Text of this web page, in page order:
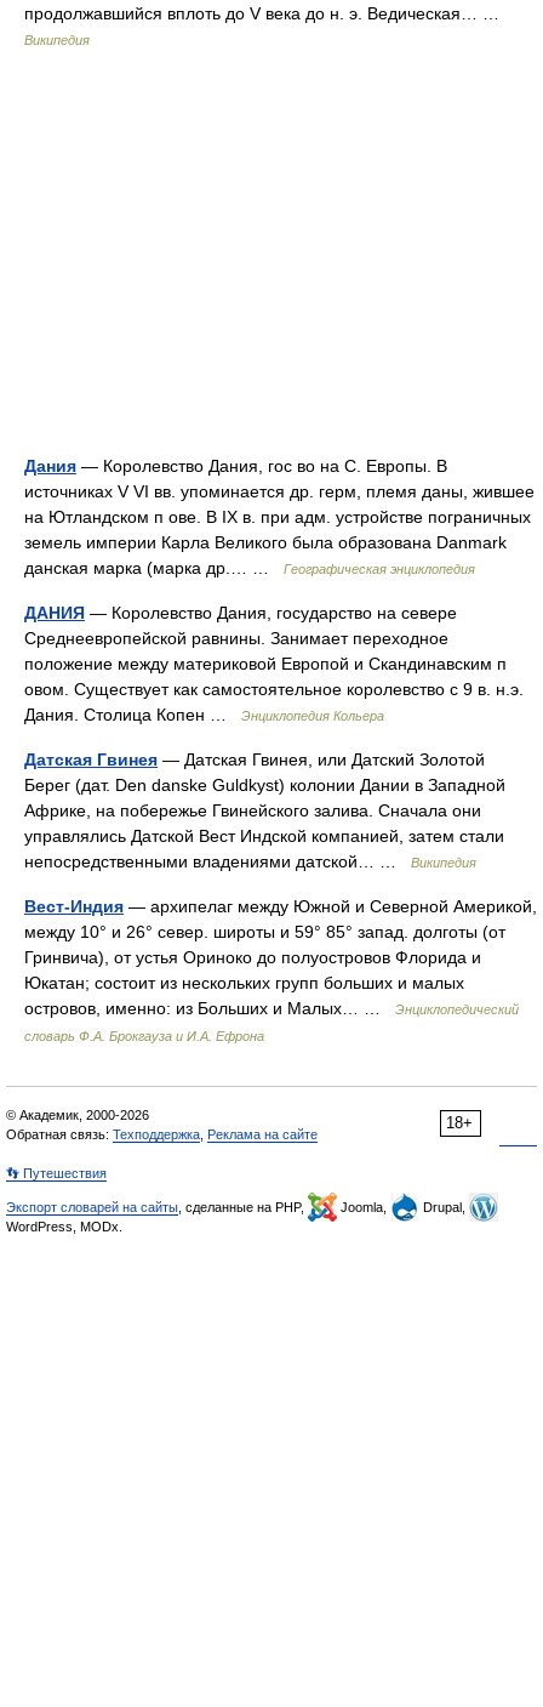
продолжавшийся вплоть до V века до н. э. Ведическая… …
Википедия
Дания — Королевство Дания, гос во на С. Европы. В
источниках V VI вв. упоминается др. герм, племя даны, жившее
на Ютландском п ове. В IX в. при адм. устройстве пограничных
земель империи Карла Великого была образована Danmark
данская марка (марка др.… …
Географическая энциклопедия
ДАНИЯ — Королевство Дания, государство на севере
Среднеевропейской равнины. Занимает переходное
положение между материковой Европой и Скандинавским п
овом. Существует как самостоятельное королевство с 9 в. н.э.
Дания. Столица Копен …
Энциклопедия Кольера
Датская Гвинея — Датская Гвинея, или Датский Золотой
Берег (дат. Den danske Guldkyst) колонии Дании в Западной
Африке, на побережье Гвинейского залива. Сначала они
управлялись Датской Вест Индской компанией, затем стали
непосредственными владениями датской… …
Википедия
Вест-Индия — архипелаг между Южной и Северной Америкой,
между 10° и 26° север. широты и 59° 85° запад. долготы (от
Гринвича), от устья Ориноко до полуостровов Флорида и
Юкатан; состоит из нескольких групп больших и малых
островов, именно: из Больших и Малых… …
Энциклопедический
словарь Ф.А. Брокгауза и И.А. Ефрона
18+
© Академик, 2000-2026
Обратная связь: Техподдержка Реклама на сайте
👣 Путешествия
Экспорт словарей на сайты , сделанные на PHP, Joomla,
Drupal,
WordPress, MODx.